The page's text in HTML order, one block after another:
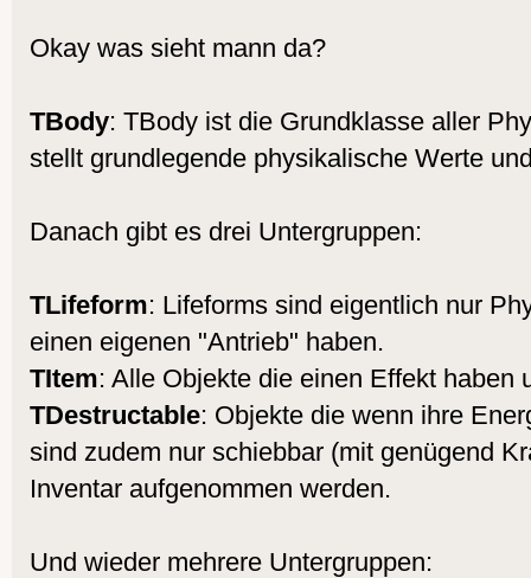
Okay was sieht mann da?
TBody: TBody ist die Grundklasse aller
stellt grundlegende physikalische Werte
Danach gibt es drei Untergruppen:
TLifeform: Lifeforms sind eigentlich nur
einen eigenen "Antrieb" haben.
TItem: Alle Objekte die einen Effekt haben
TDestructable: Objekte die wenn ihre
sind zudem nur schiebbar (mit genügend
Inventar aufgenommen werden.
Und wieder mehrere Untergruppen: